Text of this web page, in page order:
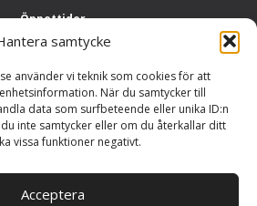
samtycke
använder vi teknik som cookies för att
När du samtycker till
data som surfbeteende eller unika ID:n
inte samtycker eller om du återkallar ditt
vissa funktioner negativt.
Acceptera
Öppettider
10.00–18.00
Söndag: Stängt
Adress
Möbelhuset Järsjö
Järsjö 147